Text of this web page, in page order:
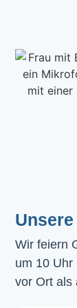
Wir feiern
um 10 Uhr
vor Ort als